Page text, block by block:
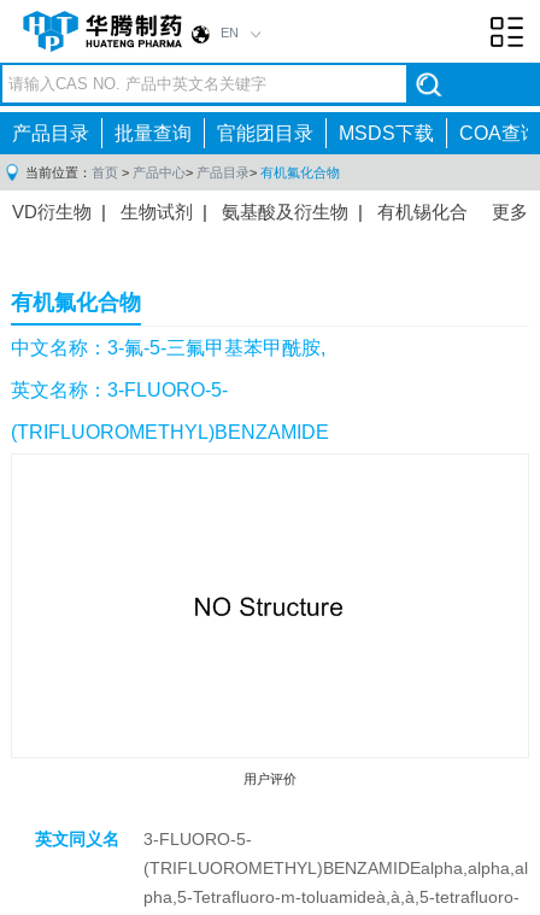
EN
产品目录 批量查询 官能团目录 MSDS下载 COA查询
当前位置： 首页 > 产品中心> 产品目录> 有机氟化合物
更多
VD衍生物 | 生物试剂 | 氨基酸及衍生物 | 有机锡化合
间体|抗高血压药物中间体
感染药物中间体|
体 |抗精神病药物中间体 | 抗炎药物中间体
药中间体|其他原料药中间体
有机氟化合物
中文名称：3-氟-5-三氟甲基苯甲酰胺,
英文名称：3-FLUORO-5-
(TRIFLUOROMETHYL)BENZAMIDE
用户评价
英文同义名
3-FLUORO-5-
(TRIFLUOROMETHYL)BENZAMIDEalpha,alpha,al
pha,5-Tetrafluoro-m-toluamideà,à,à,5-tetrafluoro-